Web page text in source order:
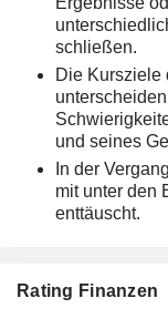
schließen.
Die Kursziele
und seines
In der
mit unter den
enttäuscht.
Rating Finanzen